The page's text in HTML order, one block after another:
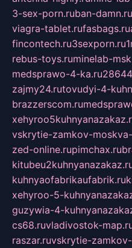
3-sex-porn.ruban-damn.ru
viagra-tablet.rufasbags.ru
fincontech.ru3sexporn.ru
rebus-toys.ruminelab-
medsprawo-4-ka.ru
zajmy24.rutovudyi-4-
brazzerscom.ru
vskrytie-zamkov-moskva-
zed-online.rupimchax.ru
kuhnyaofabrikaufabrik.ru
xehyroo-5-
guzywia-4-
cs68.ruvladivostok-
raszar.ruvskrytie-zamkov-